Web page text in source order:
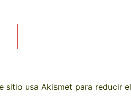
sitio usa Akismet para reducir